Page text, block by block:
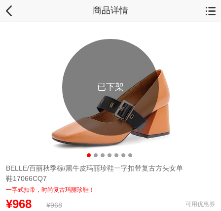
商品详情
已下架
BELLE/百丽秋季棕/黑牛皮玛丽珍鞋一字扣带复古方头女单
鞋17066CQ7
一字式扣带，时尚复古玛丽珍鞋！
¥968 ¥968 可用优惠券